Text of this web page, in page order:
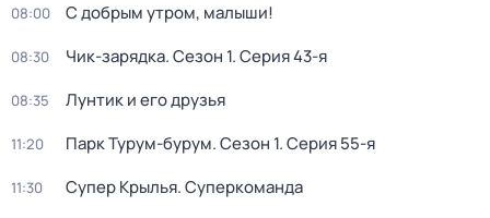
08:00 С добрым утром, малыши!
08:30 Чик-зарядка. Сезон 1. Серия 43-я
08:35 Лунтик и его друзья
11:20 Парк Турум-бурум. Сезон 1. Серия 55-я
11:30 Супер Крылья. Суперкоманда